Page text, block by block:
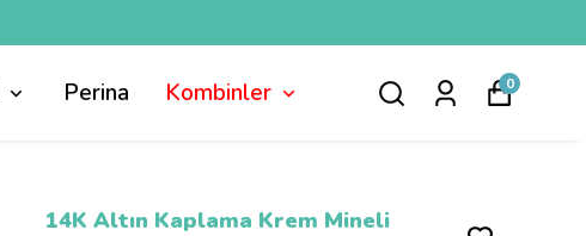
Perina Kombinler 0
14K Altın Kaplama Krem Mineli